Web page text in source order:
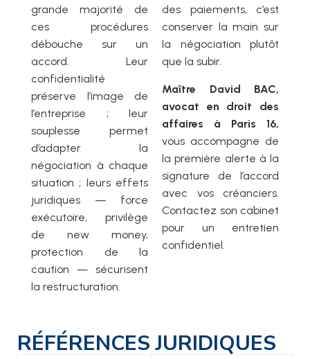
grande majorité de
ces procédures
débouche sur un
accord. Leur
confidentialité
préserve l’image de
l’entreprise ; leur
souplesse permet
d’adapter la
négociation à chaque
situation ; leurs effets
juridiques — force
exécutoire, privilège
de new money,
protection de la
caution — sécurisent
la restructuration.
des paiements, c’est
conserver la main sur
la négociation plutôt
que la subir.
Maître David BAC,
avocat en droit des
affaires à Paris 16,
vous accompagne de
la première alerte à la
signature de l’accord
avec vos créanciers.
Contactez son cabinet
pour un entretien
confidentiel.
RÉFÉRENCES JURIDIQUES